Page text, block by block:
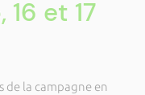
et 17
de la campagne en